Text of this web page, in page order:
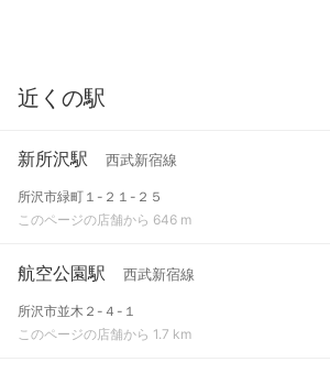
近くの駅
新所沢駅 西武新宿線
所沢市緑町１-２１-２５
このページの店舗から 646 m
航空公園駅 西武新宿線
所沢市並木２-４-１
このページの店舗から 1.7 km